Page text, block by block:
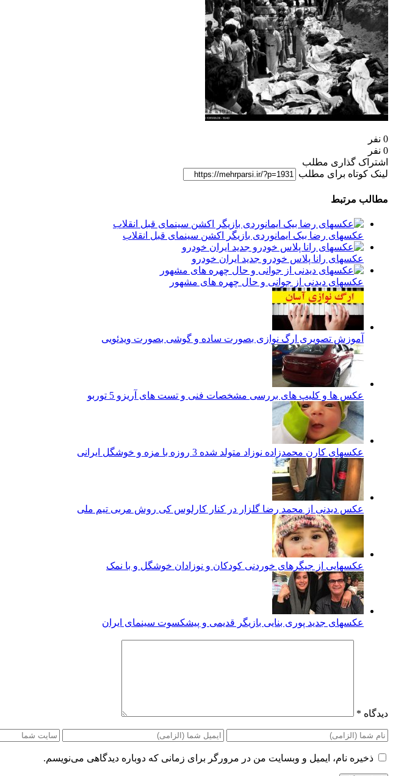
0 نفر
0 نفر
اشتراک گذاری مطلب
لینک کوتاه برای مطلب
مطالب مرتبط
عکسهای رضا بیک ایمانوردی بازیگر اکشن سینمای قبل انقلاب
عکسهای رانا پلاس خودرو جدید ایران خودرو
عکسهای دیدنی از جوانی و حال چهره های مشهور
آموزش تصویری ارگ نوازی بصورت ساده و گوشی بصورت ویدئویی
عکس ها و کلیپ های بررسی مشخصات فنی و تست های آریزو 5 توربو
عکسهای کارن محمدزاده نوزاد متولد شده 3 روزه با مزه و خوشگل ایرانی
عکس دیدنی از محمد رضا گلزار در کنار کارلوس کی روش مربی تیم ملی
عکسهایی از جیگرهای خوردنی کودکان و نوزادان خوشگل و با نمک
عکسهای جدید پوری بنایی بازیگر قدیمی و پیشکسوت سینمای ایران
دیدگاه *
ذخیره نام، ایمیل و وبسایت من در مرورگر برای زمانی که دوباره دیدگاهی می‌نویسم.